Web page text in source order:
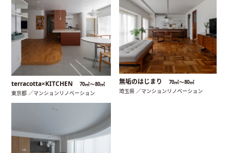
terracotta×KITCHEN 70㎡〜80㎡
東京都 ／マンションリノベーション
無垢のはじまり 70㎡〜80㎡
埼玉県 ／マンションリノベーション